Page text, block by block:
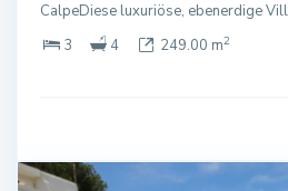
CalpeDiese luxuriöse, ebenerdige
3
4 249.00 m2